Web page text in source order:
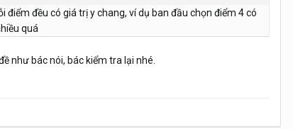
đều có giá trị y chang, ví dụ ban đầu chọn điểm 4 có
quá
như bác nói, bác kiểm tra lại nhé.